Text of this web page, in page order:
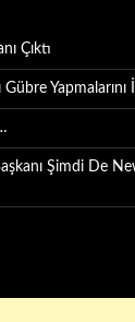
Çıktı
Gübre Yapmalarını
Şimdi De